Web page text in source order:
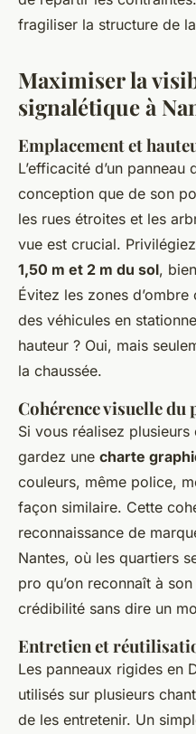
fragiliser la structure de
Maximiser la
signalétique à
Emplacement et
L’efficacité d’un
conception que de son
les rues étroites et les
vue est crucial.
1,50 m et 2 m du sol,
Évitez les zones
des véhicules en
hauteur ? Oui, mais
la chaussée.
Cohérence visuelle du
Si vous réalisez plusieurs
gardez une charte
couleurs, même police,
façon similaire. Cette
reconnaissance de
Nantes, où les quartiers
pro qu’on reconnaît à
crédibilité sans dire un
Entretien et
Les panneaux rigides en
utilisés sur plusieurs
de les entretenir. Un